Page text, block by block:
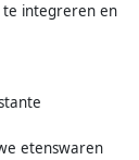
te integreren en
etenswaren